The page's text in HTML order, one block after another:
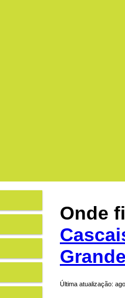
Onde
Última atualização: